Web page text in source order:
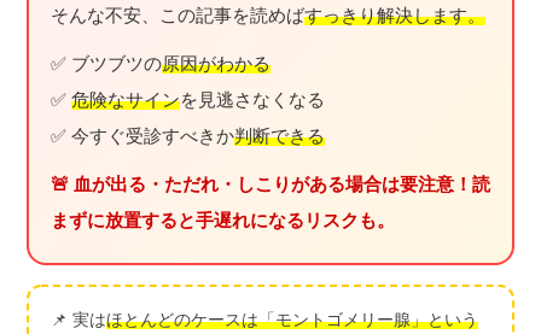
そんな不安、この記事を読めばすっきり解決します。
✅ ブツブツの原因がわかる
✅ 危険なサインを見逃さなくなる
✅ 今すぐ受診すべきか判断できる
🚨 血が出る・ただれ・しこりがある場合は要注意！読
まずに放置すると手遅れになるリスクも。
📌 実はほとんどのケースは「モントゴメリー腺」という